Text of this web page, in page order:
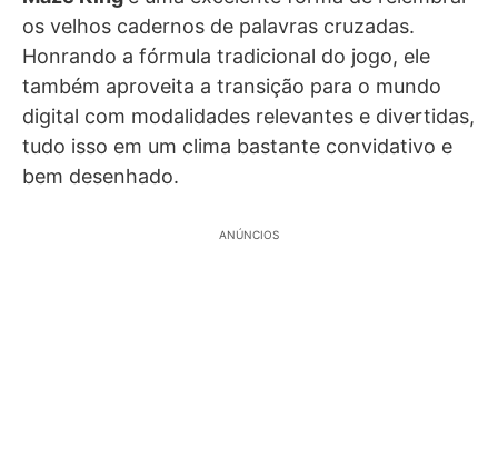
os velhos cadernos de palavras cruzadas.
Honrando a fórmula tradicional do jogo, ele
também aproveita a transição para o mundo
digital com modalidades relevantes e divertidas,
tudo isso em um clima bastante convidativo e
bem desenhado.
ANÚNCIOS